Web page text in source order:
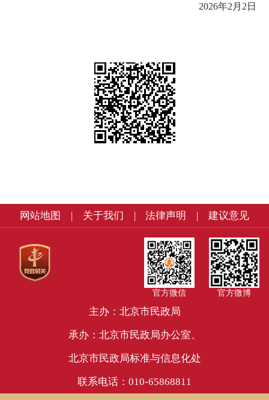
2026年2月2日
网站地图 | 关于我们 | 法律声明 | 建议意见
主办：北京市民政局
承办：北京市民政局办公室、
北京市民政局标准与信息化处
联系电话：010-65868811
官方微信 官方微博